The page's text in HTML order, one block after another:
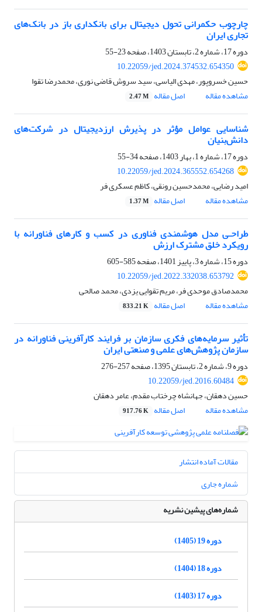
چارچوب حکمرانی تحول دیجیتال برای بانکداری باز در بانک‌های
تجاری ایران
دوره 17، شماره 2، تابستان 1403، صفحه
23-55
10.22059/jed.2024.374532.654350
حسین خسروپور، مهدی الیاسی، سید سروش قاضی نوری، محمدرضا تقوا
مشاهده مقاله
اصل مقاله 2.47 M
شناسایی عوامل مؤثر در پذیرش ارزدیجیتال در شرکت‌های
دانش‌بنیان
دوره 17، شماره 1، بهار 1403، صفحه
34-55
10.22059/jed.2024.365552.654268
امید رضایی، محمدحسین رونقی، کاظم عسکری فر
مشاهده مقاله
اصل مقاله 1.37 M
طراحـی مدل هوشمندی فناوری در کسب و کارهای فناورانه با
رویکرد خلق مشترک ارزش
دوره 15، شماره 3، پاییز 1401، صفحه
585-605
10.22059/jed.2022.332038.653792
محمدصادق موحدی فر، مریم تقوایی یزدی، محمد صالحی
مشاهده مقاله
اصل مقاله 833.21 K
تأثیر سرمایه‌های فکری سازمان بر فرایند کارآفرینی فناورانه در
سازمان پژوهش‌های علمی و صنعتی ایران
دوره 9، شماره 2، تابستان 1395، صفحه
257-276
10.22059/jed.2016.60484
حسین دهقان، جهانشاه چرختاب مقدم، عامر دهقان
مشاهده مقاله
اصل مقاله 917.76 K
مقالات آماده انتشار
شماره جاری
شماره‌های پیشین نشریه
دوره 19 (1405)
دوره 18 (1404)
دوره 17 (1403)